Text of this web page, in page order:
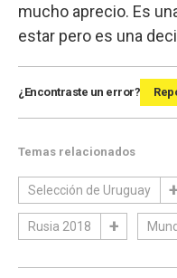
mucho aprecio. Es
estar pero es una
¿Encontraste un error?
Temas relacionados
Selección de Uruguay
Rusia 2018